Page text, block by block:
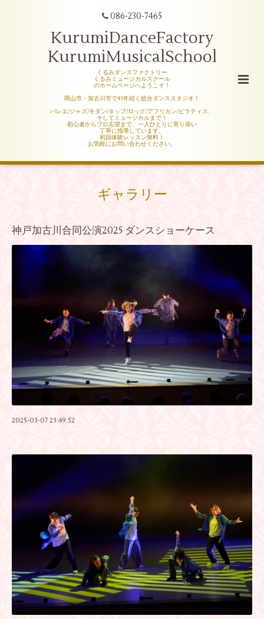
086-230-7465
KurumiDanceFactory
KurumiMusicalSchool
くるみダンスファクトリー
くるみミュージカルスクール
のホームページへようこそ！
岡山市・加古川市で43年続く総合ダンススタジオ！
バレエ/ジャズ/モダン/タップ/ロック/アフリカン/ピラティス、
そしてミュージカルまで！
初心者からプロ志望まで、一人ひとりに寄り添い
丁寧に指導しています。
初回体験レッスン無料！
お気軽にお問い合わせください。
ギャラリー
神戸加古川合同公演2025 ダンスショーケース
2025-03-07 23:49:52